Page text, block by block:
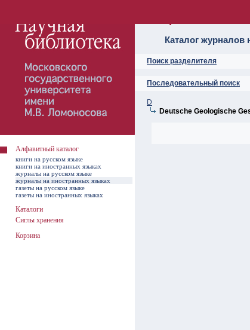
Каталог журналов
Поиск разделителя
Последовательный поиск
D
Deutsche Geologische
Алфавитный каталог
книги на русском языке
книги на иностранных языках
журналы на русском языке
журналы на иностранных языках
газеты на русском языке
газеты на иностранных языках
Каталоги
Сиглы хранения
Корзина